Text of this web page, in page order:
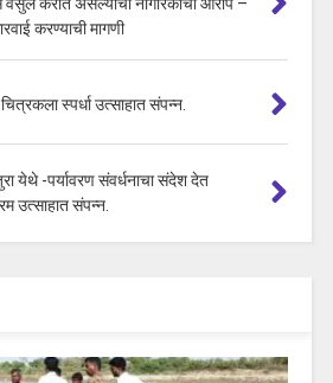
करण्याची मागणी
स्पर्धा उत्साहात संपन्न.
येथे -पर्यावरण संवर्धनाचा संदेश देत
उत्साहात संपन्न.